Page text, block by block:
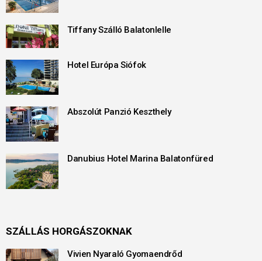
Tiffany Szálló Balatonlelle
Hotel Európa Siófok
Abszolút Panzió Keszthely
Danubius Hotel Marina Balatonfüred
SZÁLLÁS HORGÁSZOKNAK
Vivien Nyaraló Gyomaendrőd